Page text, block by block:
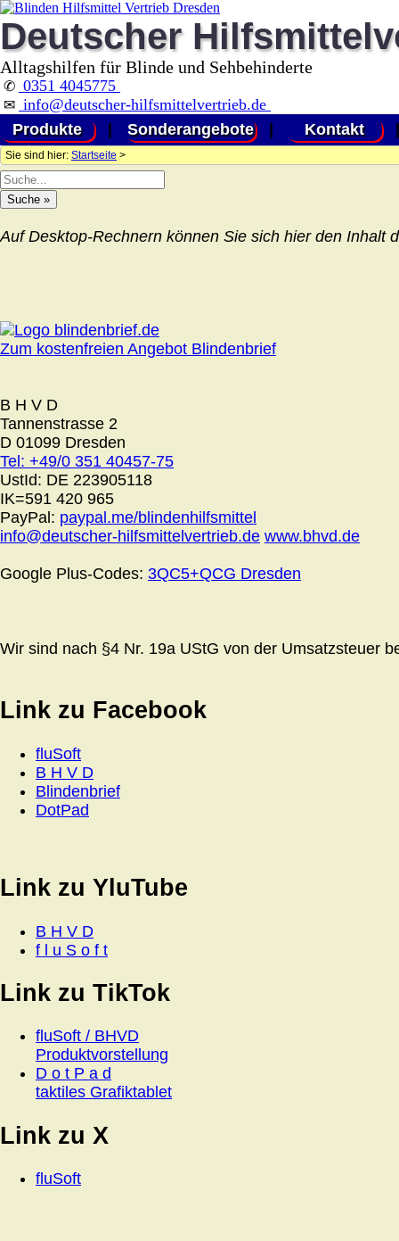
Deutscher
Alltagshilfen für Blinde und Sehbehinderte
✆ 0351 4045775
✉ info@deutscher-hilfsmittelvertrieb.de
Produkte
Sonderangebote Kontakt
Sie sind hier: Startseite >
Auf Desktop-Rechnern können Sie sich hier den Inhalt
Zum kostenfreien Angebot Blindenbrief
B H V D
Tannenstrasse 2
D 01099 Dresden
Tel: +49/0 351 40457-75
UstId: DE 223905118
IK=591 420 965
PayPal: paypal.me/blindenhilfsmittel
info@deutscher-hilfsmittelvertrieb.de www.bhvd.de
Google Plus-Codes: 3QC5+QCG Dresden
Wir sind nach §4 Nr. 19a UStG von der Umsatzsteuer
Link zu Facebook
fluSoft
B H V D
Blindenbrief
DotPad
Link zu YluTube
B H V D
f l u S o f t
Link zu TikTok
fluSoft / BHVD
Produktvorstellung
D o t P a d
taktiles Grafiktablet
Link zu X
fluSoft